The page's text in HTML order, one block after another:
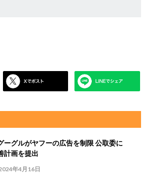
ーグルがヤフーの広告を制限 公取委に
計画を提出
年4月16日